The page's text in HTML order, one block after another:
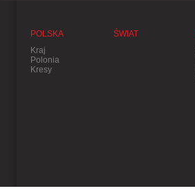
POLSKA
Kraj
Polonia
Kresy
ŚWIAT